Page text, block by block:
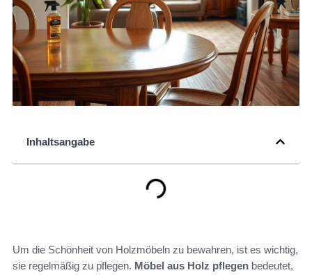
Inhaltsangabe
Um die Schönheit von Holzmöbeln zu bewahren, ist es wichtig,
sie regelmäßig zu pflegen. Möbel aus Holz pflegen bedeutet,